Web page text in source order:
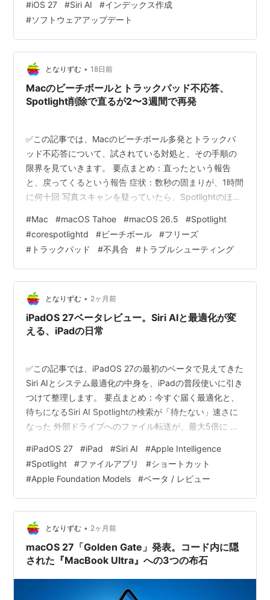
せることを、どう受け止めたか ひとこと：裏の作業を、
見えるところへ出してきた まとめ：26.6は「入れておく
側」の更新になった どうも、となりで…
#iOS 27 #Siri AI #インデックス作成
#ソフトウェアアップデート
となりずむ • 18日前
Macのビーチボールとトラックパッド不応答、
Spotlight削除で直るが2〜3週間で再発
✅この記事では、Macのビーチボール多発とトラックパ
ッド不応答について、試されている対処と、その手順の
限界を見ていきます。 要点まとめ：直ったという報告
と、戻ってくるという報告 症状：数秒の固まりが、1時間
に何十回 写真スキャンを疑っていたら、Spotlightのほう
する これ、Appleが案内している手順ではありません 直
っても、2〜3週間で戻ってくるという話 海外の反応：直
ったという声と、また戻ったという声 ひとこと：直し方
が広まる速さと、直らなさ まとめ：今日は静かにでき
る、その先はまだ分からない どうも、となりです。 作…
#Mac #macOS Tahoe #macOS 26.5 #Spotlight
#corespotlightd #ビーチボール #フリーズ
# トラックパッド #不具合 # トラブルシューティング
となりずむ • 2ヶ月前
iPadOS 27ベータレビュー。Siri AIと最適化が変
える、iPadの日常
✅この記事では、iPadOS 27の最初のベータで見えてきた
Siri AIとシステム最適化の中身を、iPadの普段使いに引き
つけて整理します。 要点まとめ：今すぐ届く最適化と、
待ちになるSiri AI Spotlightの検索が「待たない」速さに
なった 外部ドライブへのファイル転送が、最大5倍に 名
トカットは話すように作れて、キーボード着脱でも動く
メニューバーとペースト候補、小さな効率化 「調整の
年」をどう受け取るか。不具合と、足りないプロ機能 海
外の反応：派手さより、軽さと安定を歓迎する声 ひとこ
と：派手じゃない年ほど、…
#iPadOS 27 #iPad #Siri AI #Apple Intelligence
#Spotlight #ファイルアプリ #ショートカット
#Apple Foundation Models #ベータ / レビュー
となりずむ • 2ヶ月前
macOS 27「Golden Gate」発表。コード内に隠
された『MacBook Ultra』への3つの布石